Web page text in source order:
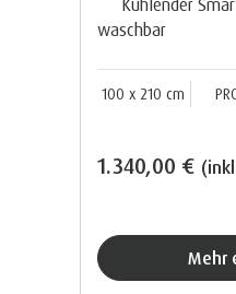
waschbar
100 x 210 cm
1.340,00 €